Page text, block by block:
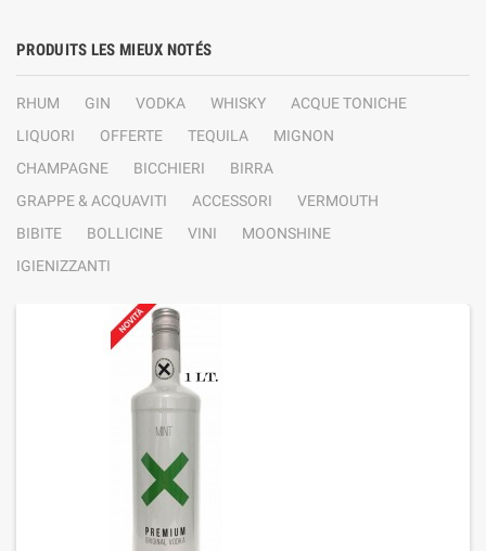
PRODUITS LES MIEUX NOTÉS
RHUM GIN VODKA WHISKY
ACQUE TONICHE
LIQUORI
OFFERTE TEQUILA
MIGNON
CHAMPAGNE
BICCHIERI
BIRRA
GRAPPE & ACQUAVITI
ACCESSORI
VERMOUTH
BIBITE
BOLLICINE VINI
MOONSHINE
IGIENIZZANTI